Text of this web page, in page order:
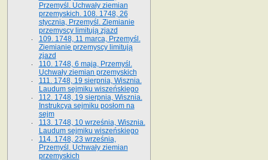
Przemyśl. Uchwały ziemian
przemyskich. 108. 1748, 26
stycznia, Przemyśl. Ziemianie
przemyscy limitują zjazd
109. 1748, 11 marca, Przemyśl.
Ziemianie przemyscy limitują
zjazd
110. 1748, 6 maja, Przemyśl.
Uchwały ziemian przemyskich
111. 1748, 19 sierpnia, Wisznia.
Laudum sejmiku wiszeńskiego
112. 1748, 19 sierpnia, Wisznia.
Instrukcya sejmiku posłom na
sejm
113. 1748, 10 września, Wisznia.
Laudum sejmiku wiszeńskiego
114. 1748, 23 września,
Przemyśl. Uchwały ziemian
przemyskich